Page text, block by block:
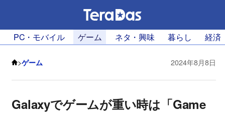
PC・モバイル ゲーム ネタ・興味 暮らし 経済
>ゲーム 2024年8月8日
Galaxyでゲームが重い時は「Game